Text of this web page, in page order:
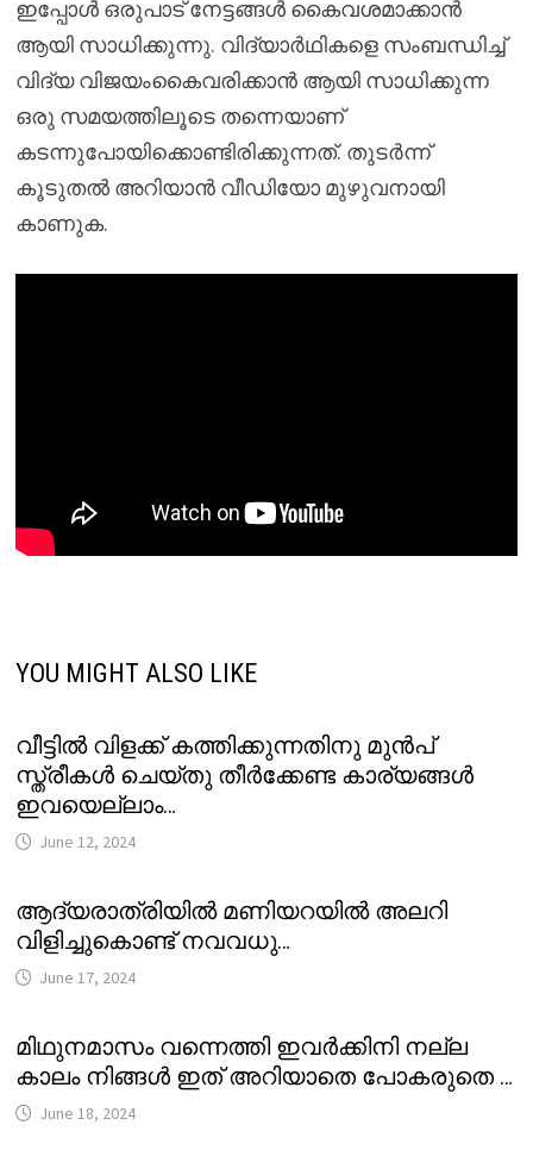
ഇപ്പോൾ ഒരുപാട് നേട്ടങ്ങൾ കൈവശമാക്കാൻ
ആയി സാധിക്കുന്നു. വിദ്യാർഥികളെ സംബന്ധിച്ച്
വിദ്യ വിജയംകൈവരിക്കാൻ ആയി സാധിക്കുന്ന
ഒരു സമയത്തിലൂടെ തന്നെയാണ്
കടന്നുപോയിക്കൊണ്ടിരിക്കുന്നത്. തുടർന്ന്
കൂടുതൽ അറിയാൻ വീഡിയോ മുഴുവനായി
കാണുക.
YOU MIGHT ALSO LIKE
വീട്ടിൽ വിളക്ക് കത്തിക്കുന്നതിനു മുൻപ്
സ്ത്രീകൾ ചെയ്തു തീർക്കേണ്ട കാര്യങ്ങൾ
ഇവയെല്ലാം…
June 12, 2024
ആദ്യരാത്രിയിൽ മണിയറയിൽ അലറി
വിളിച്ചുകൊണ്ട് നവവധു…
June 17, 2024
മിഥുനമാസം വന്നെത്തി ഇവർക്കിനി നല്ല
കാലം നിങ്ങൾ ഇത് അറിയാതെ പോകരുതെ …
June 18, 2024